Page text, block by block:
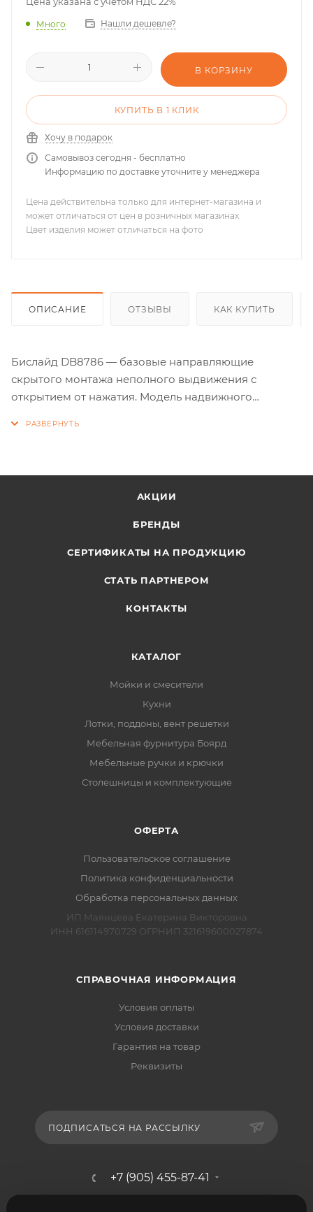
Много Нашли дешевле?
В КОРЗИНУ
КУПИТЬ В 1 КЛИК
Хочу в подарок
Самовывоз сегодня - бесплатно
Информацию по доставке уточните у менеджера
Цена действительна только для интернет-магазина и
может отличаться от цен в розничных магазинах
Цвет изделия может отличаться на фото
ОПИСАНИЕ ОТЗЫВЫ КАК КУПИТЬ
Бислайд DB8786 — базовые направляющие
скрытого монтажа неполного выдвижения с
открытием от нажатия. Модель надвижного
металлические упоры на подвижной и
процессе эксплуатации. Это снижает риски излома
при создании выдвижных ящиков с вкладным
АКЦИИ
БРЕНДЫ
СЕРТИФИКАТЫ НА ПРОДУКЦИЮ
СТАТЬ ПАРТНЕРОМ
КОНТАКТЫ
КАТАЛОГ
Мойки и смесители
Кухни
Лотки, поддоны, вент решетки
Мебельная фурнитура Боярд
Мебельные ручки и крючки
Столешницы и комплектующие
ОФЕРТА
Пользовательское соглашение
Политика конфиденциальности
Обработка персональных данных
ИП Маянцева Екатерина Викторовна
ИНН 616114970729 ОГРНИП 321619600027874
СПРАВОЧНАЯ ИНФОРМАЦИЯ
Условия оплаты
Условия доставки
Гарантия на товар
Реквизиты
ПОДПИСАТЬСЯ НА РАССЫЛКУ
+7 (905) 455-87-41